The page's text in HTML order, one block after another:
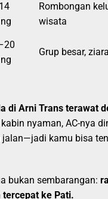
Rombongan
wisata
Grup besar,
di Arni Trans terawat
nyaman, AC-nya
jalan—jadi kamu bisa
bukan sembarangan:
tercepat ke Pati.